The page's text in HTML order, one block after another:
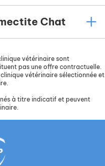
Chat
vétérinaire sont
pas une offre contractuelle.
vétérinaire sélectionnée et
à titre indicatif et peuvent